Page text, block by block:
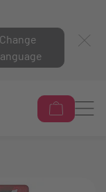
Change